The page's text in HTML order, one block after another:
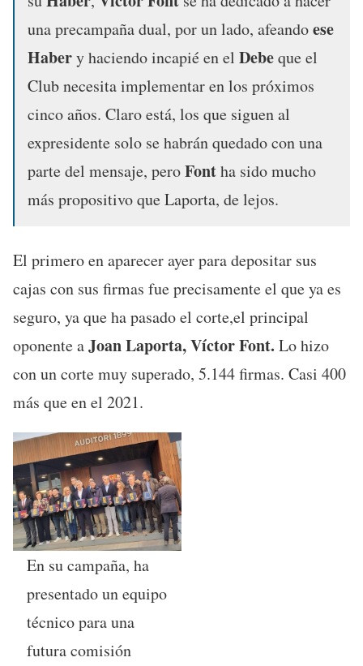
una precampaña dual, por un lado, afeandoese
Habery haciendo incapié en el Debeque el
Club necesita implementar en los próximos
cinco años. Claro está, los que siguen al
expresidente solo se habrán quedado con una
parte del mensaje, peroFontha sido mucho
más propositivo que Laporta, de lejos.
El primero en aparecer ayer para depositar sus
cajas con sus firmas fue precisamente el que ya es
seguro, ya que ha pasado el corte,el principal
oponente aJoan Laporta, Víctor Font. Lo hizo
con un corte muy superado, 5.144 firmas. Casi 400
más que en el 2021.
En su campaña, ha
presentado un equipo
técnico para una
futura comisión